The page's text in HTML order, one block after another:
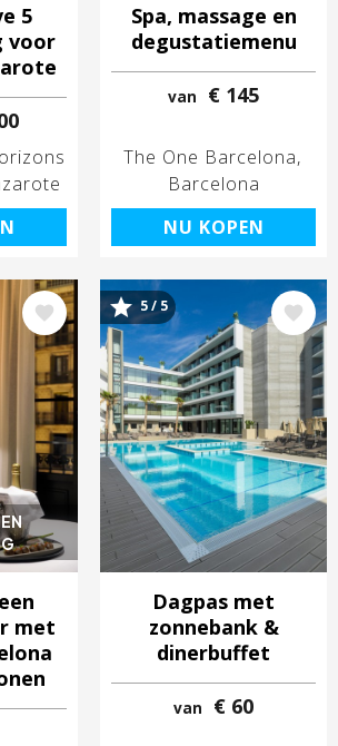
5
voor
Spa, massage en
degustatiemenu
van € 145
The One Barcelona
Barcelona
NU KOPEN
met
Afbeelding
5 / 5
Dagpas met
zonnebank &
dinerbuffet
van € 60